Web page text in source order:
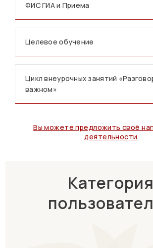
ФИС ГИА и Приема
Целевое обучение
Цикл внеурочных занятий
важном»
Вы можете предложить своё
деятельности
Категория